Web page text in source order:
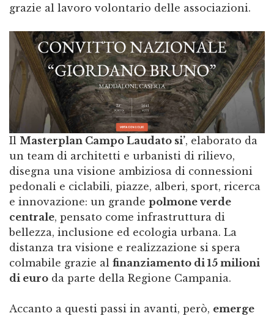
grazie al lavoro volontario delle associazioni.
Il Masterplan Campo Laudato si’, elaborato da
un team di architetti e urbanisti di rilievo,
disegna una visione ambiziosa di connessioni
pedonali e ciclabili, piazze, alberi, sport, ricerca
e innovazione: un grande polmone verde
centrale, pensato come infrastruttura di
bellezza, inclusione ed ecologia urbana. La
distanza tra visione e realizzazione si spera
colmabile grazie al finanziamento di 15 milioni
di euro da parte della Regione Campania.
Accanto a questi passi in avanti, però, emerge